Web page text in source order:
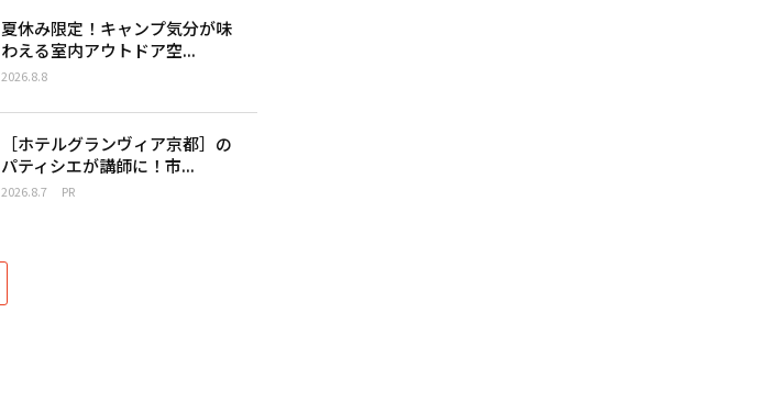
夏休み限定！キャンプ気分が味
わえる室内アウトドア空...
2026.8.8
［ホテルグランヴィア京都］の
パティシエが講師に！市...
2026.8.7 PR